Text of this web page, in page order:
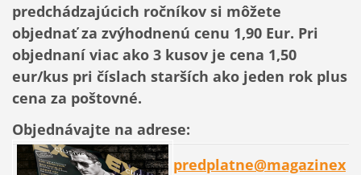
predchádzajúcich ročníkov si môžete
objednať za zvýhodnenú cenu 1,90 Eur. Pri
objednaní viac ako 3 kusov je cena 1,50
eur/kus pri číslach starších ako jeden rok plus
cena za poštovné.
Objednávajte na adrese:
predplatne@magazinex